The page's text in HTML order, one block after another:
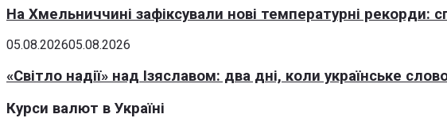
На Хмельниччині зафіксували нові температурні рекорди:
05.08.202605.08.2026
«Світло надії» над Ізяславом: два дні, коли українське
Курси валют в Україні